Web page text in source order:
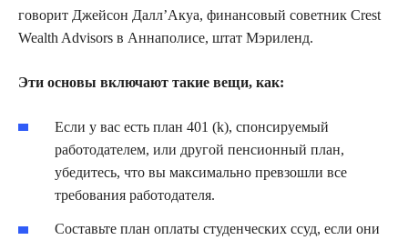
говорит Джейсон Далл’Акуа, финансовый советник Crest
Wealth Advisors в Аннаполисе, штат Мэриленд.
Эти основы включают такие вещи, как:
Если у вас есть план 401 (k), спонсируемый
работодателем, или другой пенсионный план,
убедитесь, что вы максимально превзошли все
требования работодателя.
Составьте план оплаты студенческих ссуд, если они